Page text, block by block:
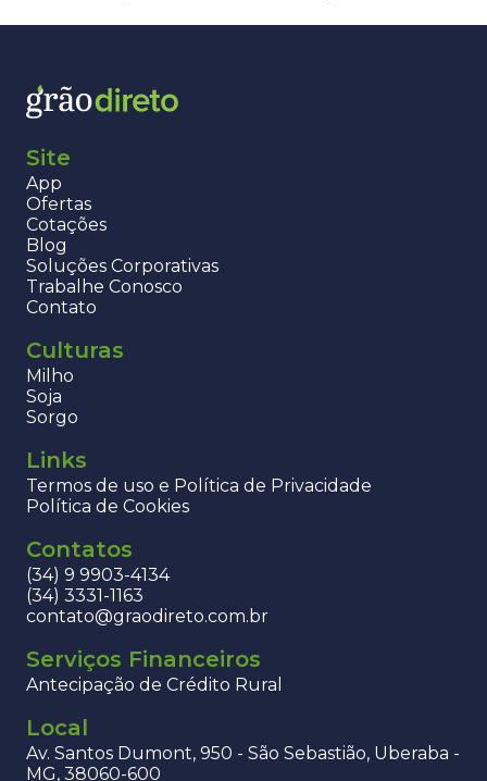
Site
App
Ofertas
Cotações
Blog
Soluções Corporativas
Trabalhe Conosco
Contato
Culturas
Milho
Soja
Sorgo
Links
Termos de uso e Política de Privacidade
Política de Cookies
Contatos
(34) 9 9903-4134
(34) 3331-1163
contato@graodireto.com.br
Serviços Financeiros
Antecipação de Crédito Rural
Local
Av. Santos Dumont, 950 - São Sebastião, Uberaba -
MG, 38060-600